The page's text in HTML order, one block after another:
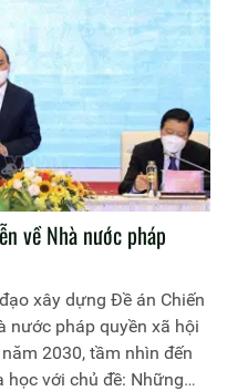
về Nhà nước pháp
xây dựng Đề án Chiến
nước pháp quyền xã hội
2030, tầm nhìn đến
với chủ đề: Những